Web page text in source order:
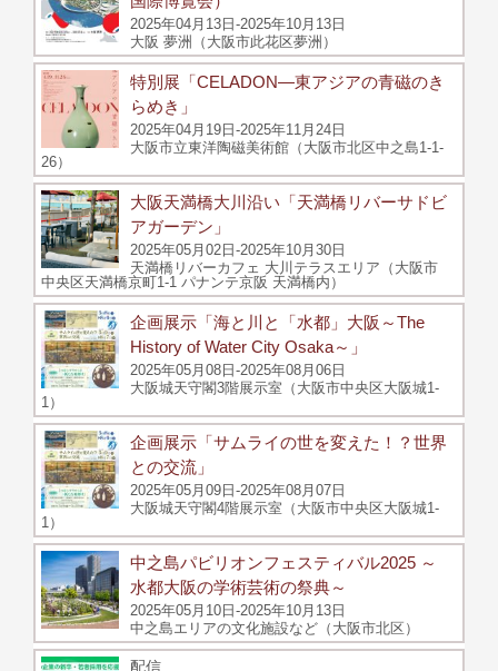
2025年04月13日-2025年10月13日
大阪 夢洲（大阪市此花区夢洲）
特別展「CELADON―東アジアの青磁のき
らめき」
2025年04月19日-2025年11月24日
大阪市立東洋陶磁美術館（大阪市北区中之島1-1-
26）
大阪天満橋大川沿い「天満橋リバーサドビ
アガーデン」
2025年05月02日-2025年10月30日
天満橋リバーカフェ 大川テラスエリア（大阪市
中央区天満橋京町1-1 パナンテ京阪 天満橋内）
企画展示「海と川と「水都」大阪～The
History of Water City Osaka～」
2025年05月08日-2025年08月06日
大阪城天守閣3階展示室（大阪市中央区大阪城1-
1）
企画展示「サムライの世を変えた！？世界
との交流」
2025年05月09日-2025年08月07日
大阪城天守閣4階展示室（大阪市中央区大阪城1-
1）
中之島パビリオンフェスティバル2025 ～
水都大阪の学術芸術の祭典～
2025年05月10日-2025年10月13日
中之島エリアの文化施設など（大阪市北区）
配信